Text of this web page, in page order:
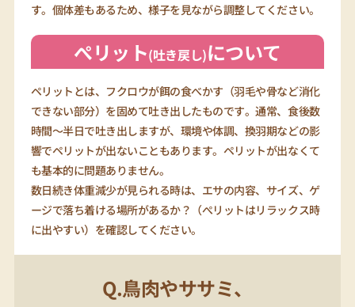
す。個体差もあるため、様子を見ながら調整してください。
ぺリット(吐き戻し)について
ペリットとは、フクロウが餌の食べかす（羽毛や骨など消化
できない部分）を固めて吐き出したものです。通常、食後数
時間～半日で吐き出しますが、環境や体調、換羽期などの影
響でペリットが出ないこともあります。ペリットが出なくて
も基本的に問題ありません。
数日続き体重減少が見られる時は、エサの内容、サイズ、ゲ
ージで落ち着ける場所があるか？（ぺリットはリラックス時
に出やすい）を確認してください。
Q.鳥肉やササミ、